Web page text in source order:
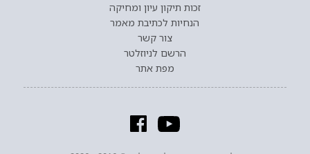
זכות תיקון עיון ומחיקה
הנחיות לכתיבת מאמר
צור קשר
הרשם לניוזלטר
מפת אתר